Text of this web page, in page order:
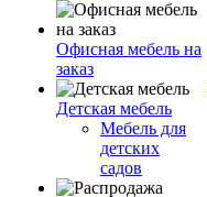
Офисная мебель на
заказ
Детская мебель
Мебель для
детских
садов